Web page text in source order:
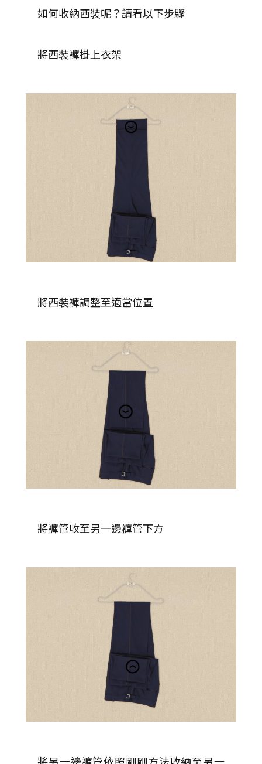
如何收納西裝呢？請看以下步驟
將西裝褲掛上衣架
將西裝褲調整至適當位置
將褲管收至另一邊褲管下方